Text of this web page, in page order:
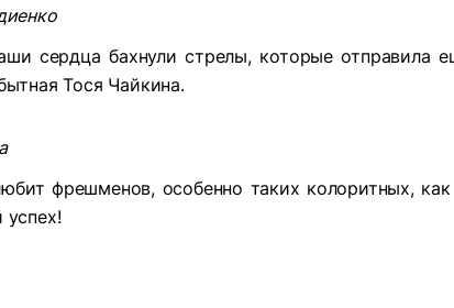
сердца бахнули стрелы, которые отправила
Тося Чайкина.
фрешменов, особенно таких колоритных,
успех!